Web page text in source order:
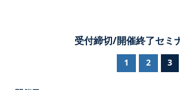
受付締切/開催終了セミ
1 2 3